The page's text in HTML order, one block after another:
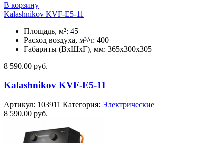
В корзину
Kalashnikov KVF-E5-11
Площадь, м²: 45
Расход воздуха, м³/ч: 400
Габариты (ВхШхГ), мм: 365x300x305
8 590.00 руб.
Kalashnikov KVF-E5-11
Артикул: 103911 Категория: Электрические
8 590.00 руб.